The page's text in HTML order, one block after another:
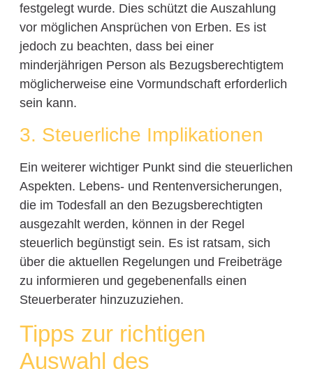
festgelegt wurde. Dies schützt die Auszahlung
vor möglichen Ansprüchen von Erben. Es ist
jedoch zu beachten, dass bei einer
minderjährigen Person als Bezugsberechtigtem
möglicherweise eine Vormundschaft erforderlich
sein kann.
3. Steuerliche Implikationen
Ein weiterer wichtiger Punkt sind die steuerlichen
Aspekten. Lebens- und Rentenversicherungen,
die im Todesfall an den Bezugsberechtigten
ausgezahlt werden, können in der Regel
steuerlich begünstigt sein. Es ist ratsam, sich
über die aktuellen Regelungen und Freibeträge
zu informieren und gegebenenfalls einen
Steuerberater hinzuzuziehen.
Tipps zur richtigen
Auswahl des